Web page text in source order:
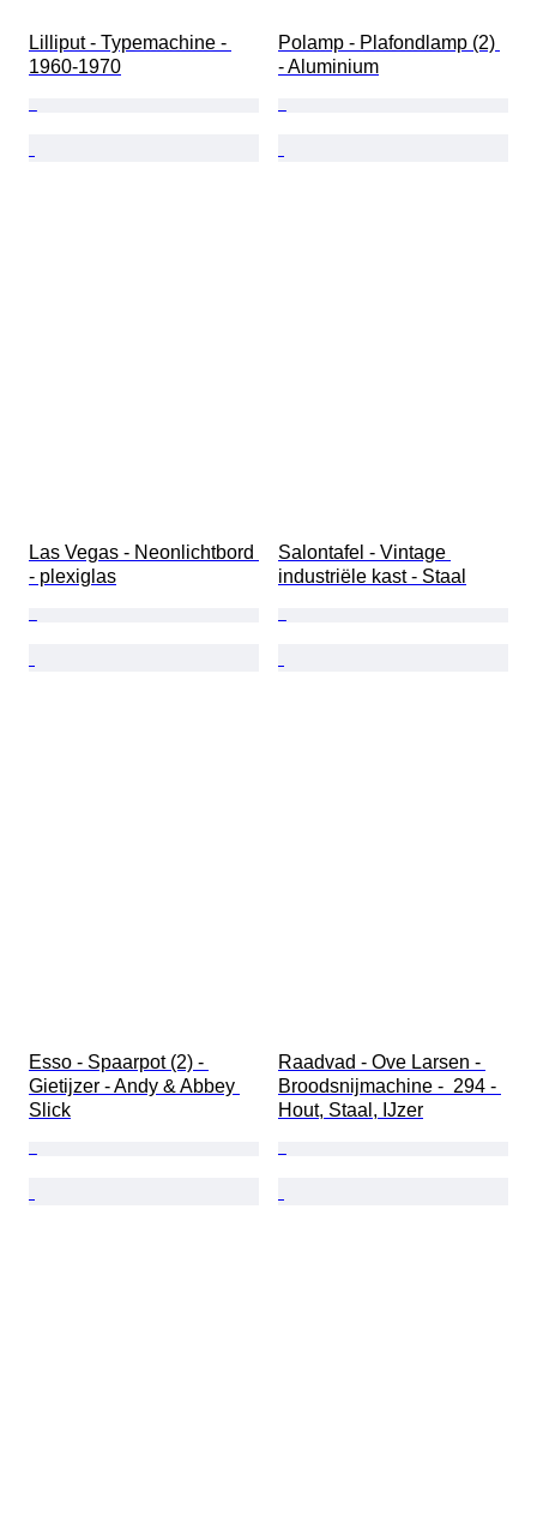
Lilliput - Typemachine -
1960-1970
Polamp - Plafondlamp (2)
- Aluminium
Las Vegas - Neonlichtbord
- plexiglas
Salontafel - Vintage
industriële kast - Staal
Esso - Spaarpot (2) -
Gietijzer - Andy & Abbey
Slick
Raadvad - Ove Larsen -
Broodsnijmachine -  294 -
Hout, Staal, IJzer